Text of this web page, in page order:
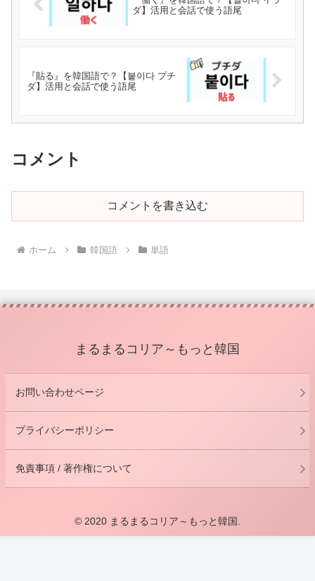
ダ】活用と会話で使う語尾
『貼る』を韓国語で？【붙이다 プチ
ダ】活用と会話で使う語尾
コメント
コメントを書き込む
ホーム 韓国語 単語
まるまるコリア～もっと韓国
お問い合わせページ
プライバシーポリシー
免責事項 / 著作権について
© 2020 まるまるコリア～もっと韓国.